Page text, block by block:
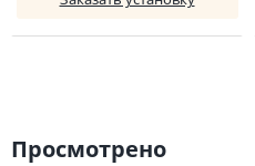
Просмотрено